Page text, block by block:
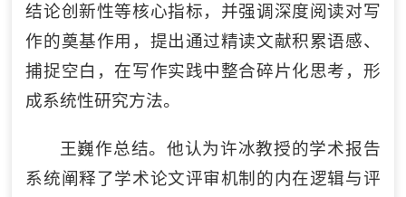
结论创新性等核心指标，并强调深度阅读对写
作的奠基作用，提出通过精读文献积累语感、
捕捉空白，在写作实践中整合碎片化思考，形
成系统性研究方法。
王巍作总结。他认为许冰教授的学术报告
系统阐释了学术论文评审机制的内在逻辑与评